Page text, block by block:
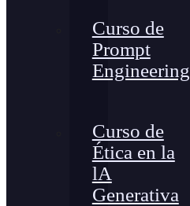
Curso de
Prompt
Engineering
Curso de
Ética en la
lA
Generativa